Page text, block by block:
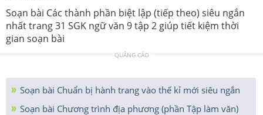
Soạn bài Các thành phần biệt lập (tiếp theo) siêu ngắn
nhất trang 31 SGK ngữ văn 9 tập 2 giúp tiết kiệm thời
gian soạn bài
QUẢNG CÁO
Soạn bài Chuẩn bị hành trang vào thế kỉ mới siêu ngắn
Soạn bài Chương trình địa phương (phần Tập làm văn)